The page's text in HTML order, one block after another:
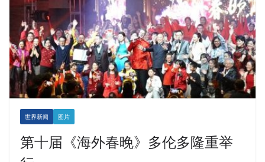
世界新闻 图片
第十届《海外春晚》多伦多隆重举